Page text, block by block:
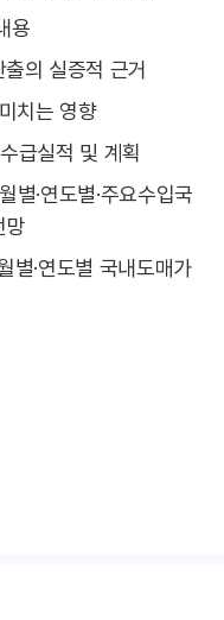
용
의 실증적 근거
치는 영향
급실적 및 계획
·연도별·주요수입국
망
별·연도별 국내도매가